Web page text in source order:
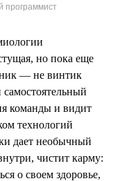
программист
но пока еще
— не винтик
команды и видит
технологий
дает необычный
чистит карму:
о своем здоровье,